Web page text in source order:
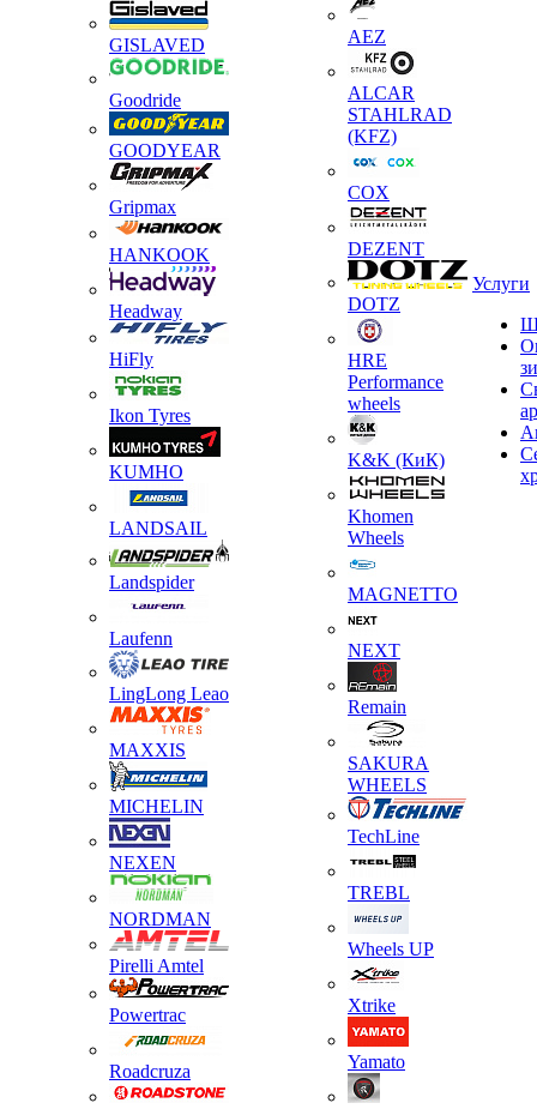
GISLAVED
Goodride
GOODYEAR
Gripmax
HANKOOK
Headway
HiFly
Ikon Tyres
KUMHO
LANDSAIL
Landspider
Laufenn
LingLong Leao
MAXXIS
MICHELIN
NEXEN
NORDMAN
Pirelli Amtel
Powertrac
Roadcruza
AEZ
ALCAR
STAHLRAD
(KFZ)
COX
DEZENT
DOTZ
HRE
Performance
wheels
K&K (КиК)
Khomen
Wheels
MAGNETTO
NEXT
Remain
SAKURA
WHEELS
TechLine
TREBL
Wheels UP
Xtrike
Yamato
Услуги